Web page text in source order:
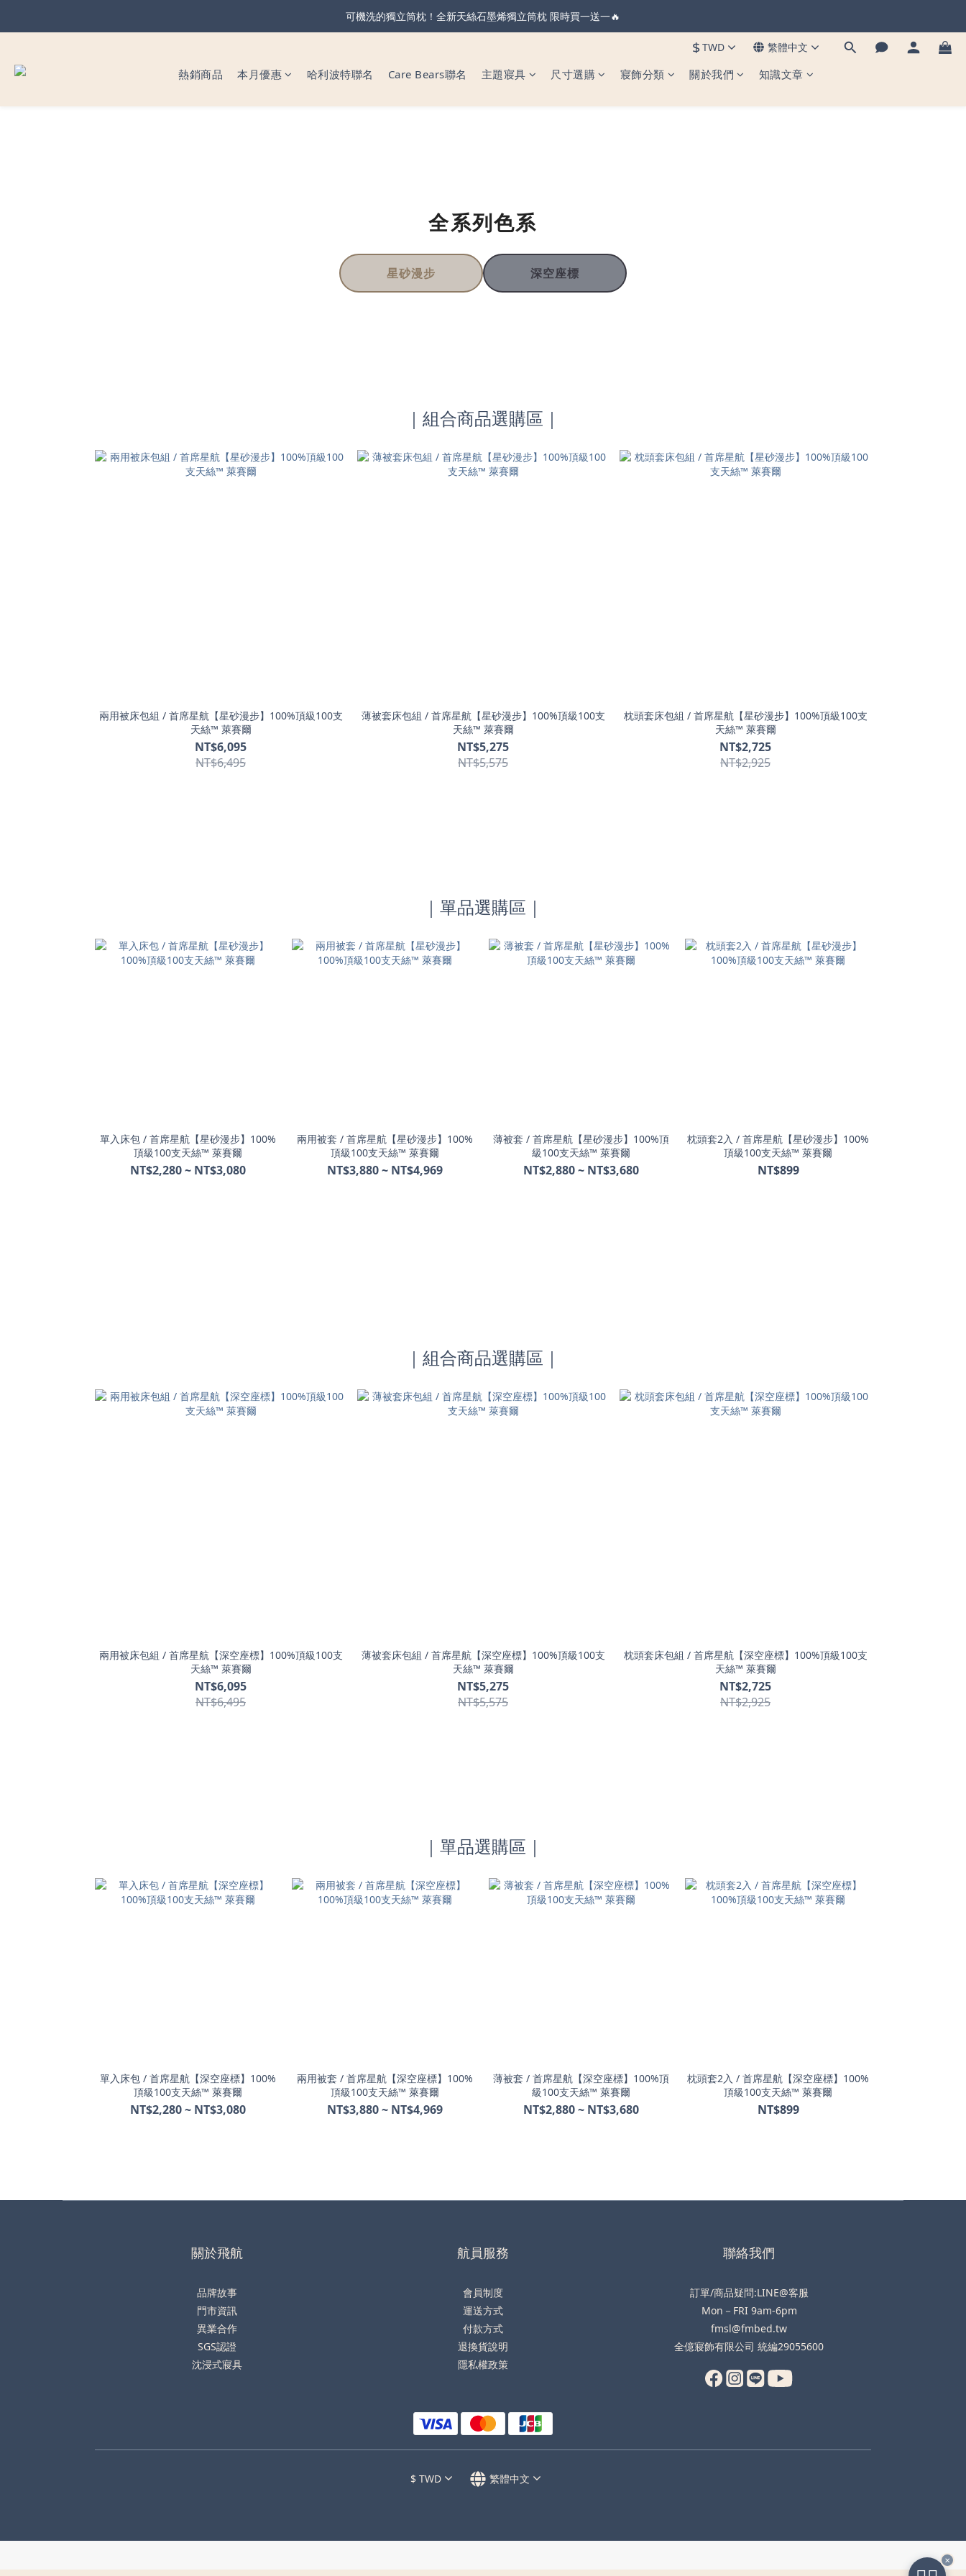
暖心父親節・天絲全系列＆純棉雙層紗 不限金額 享 88 折！現在下單 父親節前到貨 ✨
可機洗的獨立筒枕！全新天絲石墨烯獨立筒枕 限時買一送一🔥
$TWD 繁體中文
熱銷商品 本月優惠 哈利波特聯名 Care Bears聯名 主題寢具 尺寸選購 寢飾分類 關於我們 知識文章
全系列色系
星砂漫步 深空座標
｜組合商品選購區｜
兩用被床包組 / 首席星航【星砂漫步】100%頂級100支
天絲™ 萊賽爾
NT$6,095
NT$6,495
薄被套床包組 / 首席星航【星砂漫步】100%頂級100支
天絲™ 萊賽爾
NT$5,275
NT$5,575
枕頭套床包組 / 首席星航【星砂漫步】100%頂級100支
天絲™ 萊賽爾
NT$2,725
NT$2,925
｜單品選購區｜
單入床包 / 首席星航【星砂漫步】100%
頂級100支天絲™ 萊賽爾
NT$2,280 ~ NT$3,080
兩用被套 / 首席星航【星砂漫步】100%
頂級100支天絲™ 萊賽爾
NT$3,880 ~ NT$4,969
薄被套 / 首席星航【星砂漫步】100%頂
級100支天絲™ 萊賽爾
NT$2,880 ~ NT$3,680
枕頭套2入 / 首席星航【星砂漫步】100%
頂級100支天絲™ 萊賽爾
NT$899
｜組合商品選購區｜
兩用被床包組 / 首席星航【深空座標】100%頂級100支
天絲™ 萊賽爾
NT$6,095
NT$6,495
薄被套床包組 / 首席星航【深空座標】100%頂級100支
天絲™ 萊賽爾
NT$5,275
NT$5,575
枕頭套床包組 / 首席星航【深空座標】100%頂級100支
天絲™ 萊賽爾
NT$2,725
NT$2,925
｜單品選購區｜
單入床包 / 首席星航【深空座標】100%
頂級100支天絲™ 萊賽爾
NT$2,280 ~ NT$3,080
兩用被套 / 首席星航【深空座標】100%
頂級100支天絲™ 萊賽爾
NT$3,880 ~ NT$4,969
薄被套 / 首席星航【深空座標】100%頂
級100支天絲™ 萊賽爾
NT$2,880 ~ NT$3,680
枕頭套2入 / 首席星航【深空座標】100%
頂級100支天絲™ 萊賽爾
NT$899
關於飛航
品牌故事
門市資訊
異業合作
SGS認證
沈浸式寢具
航員服務
會員制度
運送方式
付款方式
退換貨說明
隱私權政策
聯絡我們
訂單/商品疑問:LINE@客服
Mon－FRI 9am-6pm
fmsl@fmbed.tw
全億寢飾有限公司 統編29055600
$ TWD 繁體中文
✕